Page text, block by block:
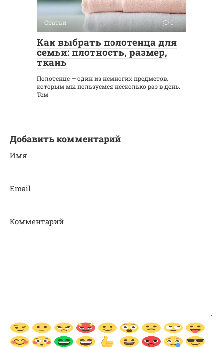
Статьи 0
Как выбрать полотенца для
семьи: плотность, размер,
ткань
Полотенце — один из немногих предметов,
которым мы пользуемся несколько раз в день.
Тем
Добавить комментарий
Имя
Email
Комментарий